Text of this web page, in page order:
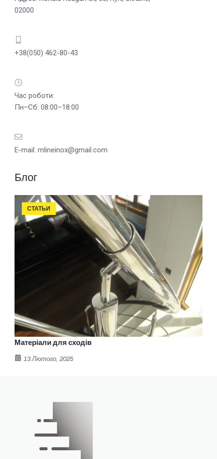
Блог
СТАТЬИ
Матеріали для сходів
13 Лютого, 2025
02000
+38(050) 462-80-43
Час роботи:
Пн–Сб: 08:00–18:00
E-mail: mlineinox@gmail.com